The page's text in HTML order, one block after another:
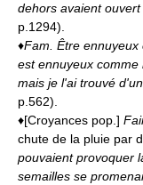
dehors avaient
p.1294).
♦Fam. Être ennuyeux
est ennuyeux
mais je l'ai trouvé
p.562).
♦[Croyances pop.]
chute de la pluie par
pouvaient provoquer
semailles se